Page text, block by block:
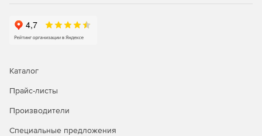
Каталог
Прайс-листы
Производители
Специальные предложения